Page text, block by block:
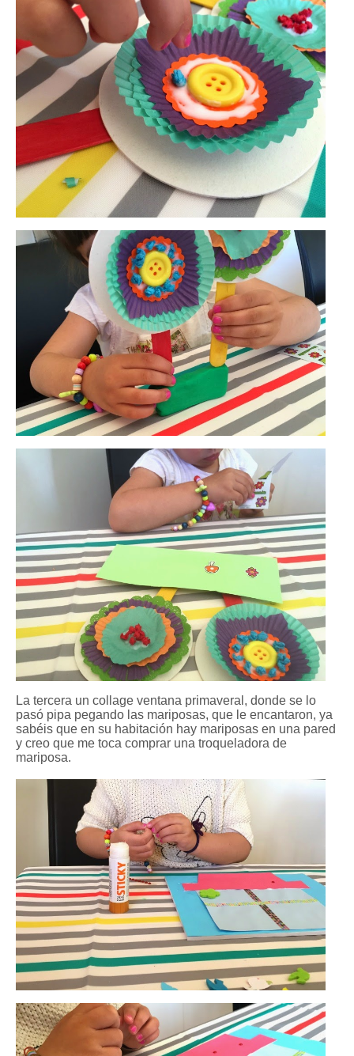
La tercera un collage ventana primaveral, donde se lo
pasó pipa pegando las mariposas, que le encantaron, ya
sabéis que en su habitación hay mariposas en una pared
y creo que me toca comprar una troqueladora de
mariposa.